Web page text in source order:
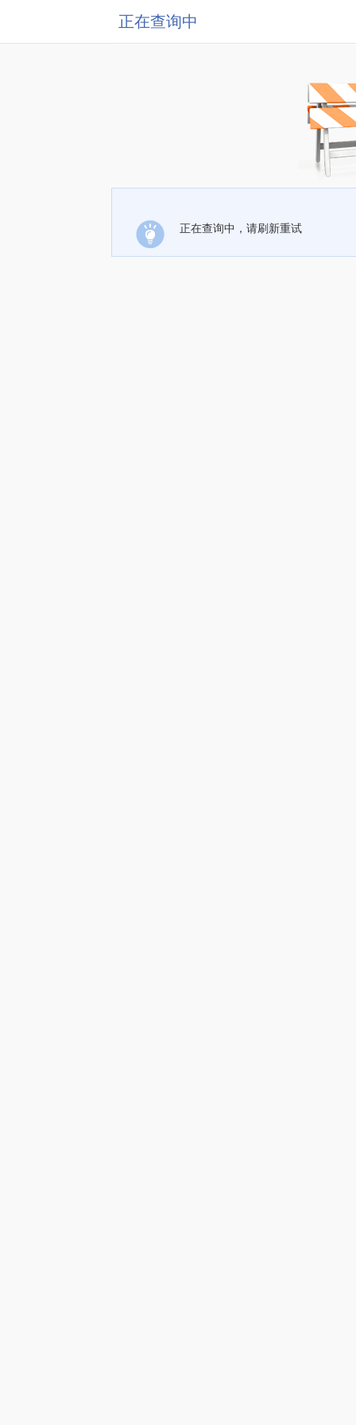
正在查询中
正在查询中，请刷新重试